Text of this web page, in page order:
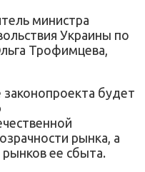
министра
Украины по
Трофимцева,
будет
рынка, а
ее сбыта.